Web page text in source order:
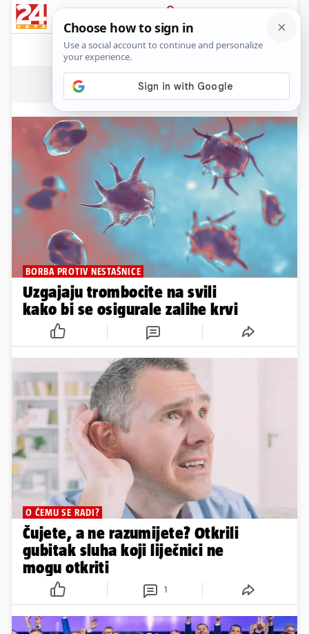
PRIJAVA
News
Horizon
BORBA PROTIV NESTAŠNICE
Uzgajaju trombocite na svili
kako bi se osigurale zalihe krvi
O ČEMU SE RADI?
Čujete, a ne razumijete? Otkrili
gubitak sluha koji liječnici ne
mogu otkriti
1